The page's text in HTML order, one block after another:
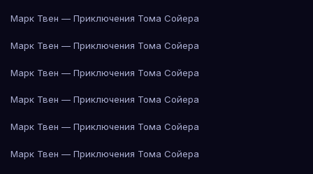
Марк Твен — Приключения Тома Сойера
Марк Твен — Приключения Тома Сойера
Марк Твен — Приключения Тома Сойера
Марк Твен — Приключения Тома Сойера
Марк Твен — Приключения Тома Сойера
Марк Твен — Приключения Тома Сойера